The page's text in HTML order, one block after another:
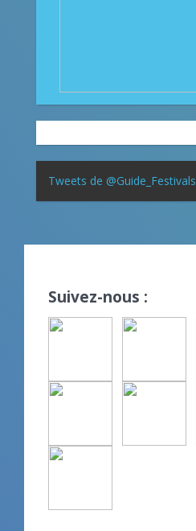
Tweets de @Guide_Festivals
Suivez-nous :